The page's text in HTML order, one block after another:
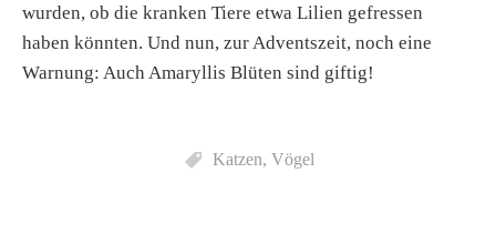
wurden, ob die kranken Tiere etwa Lilien gefressen
haben könnten. Und nun, zur Adventszeit, noch eine
Warnung: Auch Amaryllis Blüten sind giftig!
Katzen, Vögel